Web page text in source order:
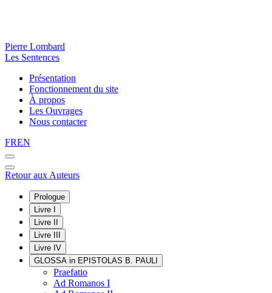
Pierre Lombard
Les Sentences
Présentation
Fonctionnement du site
À propos
Les Ouvrages
Nous contacter
FREN
Retour aux Auteurs
Prologue
Livre I
Livre II
Livre III
Livre IV
GLOSSA in EPISTOLAS B. PAULI
Praefatio
Ad Romanos I